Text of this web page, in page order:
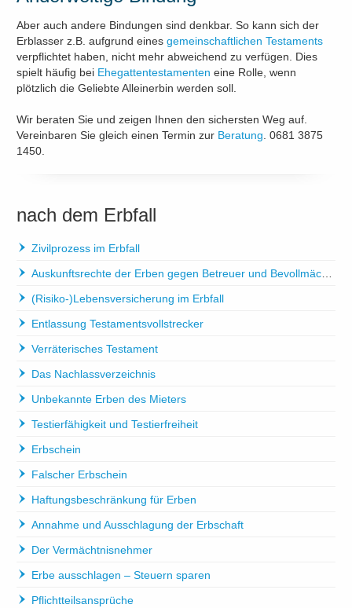
Aber auch andere Bindungen sind denkbar. So kann sich der
Erblasser z.B. aufgrund einesgemeinschaftlichen Testaments
verpflichtet haben, nicht mehr abweichend zu verfügen. Dies
spielt häufig bei Ehegattentestamenten eine Rolle, wenn
plötzlich die Geliebte Alleinerbin werden soll.
Wir beraten Sie und zeigen Ihnen den sichersten Weg auf.
Vereinbaren Sie gleich einen Termin zur Beratung . 0681 3875
1450.
nach dem Erbfall
Zivilprozess im Erbfall
Auskunftsrechte der Erben gegen Betreuer und Bevollmächtigte
(Risiko-)Lebensversicherung im Erbfall
Entlassung Testamentsvollstrecker
Verräterisches Testament
Das Nachlassverzeichnis
Unbekannte Erben des Mieters
Testierfähigkeit und Testierfreiheit
Erbschein
Falscher Erbschein
Haftungsbeschränkung für Erben
Annahme und Ausschlagung der Erbschaft
Der Vermächtnisnehmer
Erbe ausschlagen – Steuern sparen
Pflichtteilsansprüche